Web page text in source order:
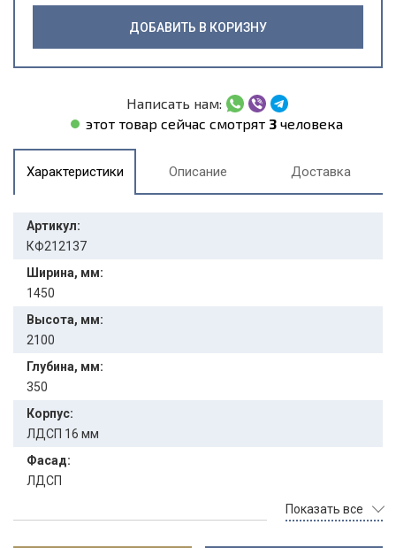
ДОБАВИТЬ В КОРИЗНУ
Написать нам:
этот товар сейчас смотрят 3 человека
Характеристики Описание Доставка
Артикул:
КФ212137
Ширина, мм:
1450
Высота, мм:
2100
Глубина, мм:
350
Корпус:
ЛДСП 16 мм
Фасад:
ЛДСП
Показать все